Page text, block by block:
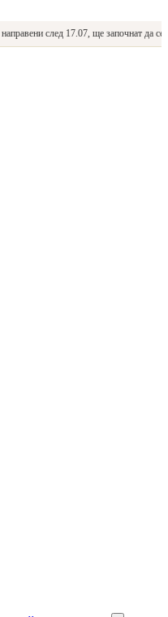
след 17.07, ще започнат да се